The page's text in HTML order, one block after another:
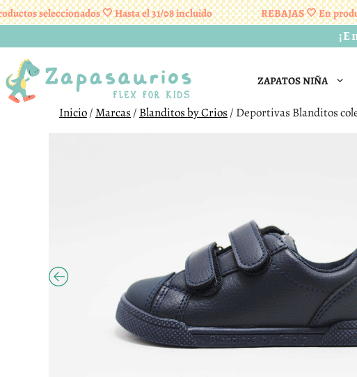
seleccionados 🤍 Hasta el 31/08 incluido REBAJAS 🤍 En
al
contenido
ZAPATOS NIÑA
Inicio/Marcas / Blanditos by Crios / Deportivas Blanditos